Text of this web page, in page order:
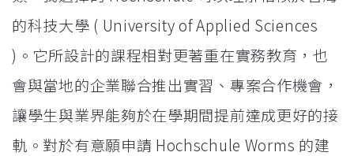
的科技大學 ( University of Applied Sciences
)。它所設計的課程相對更著重在實務教育，也
會與當地的企業聯合推出實習、專案合作機會，
讓學生與業界能夠於在學期間提前達成更好的接
軌。對於有意願申請 Hochschule Worms 的建